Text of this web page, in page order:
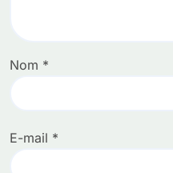
Nom *
E-mail *